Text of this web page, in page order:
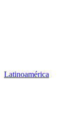
Latinoamérica